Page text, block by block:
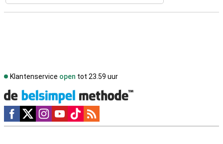
Klantenservice open tot 23.59 uur
Social media